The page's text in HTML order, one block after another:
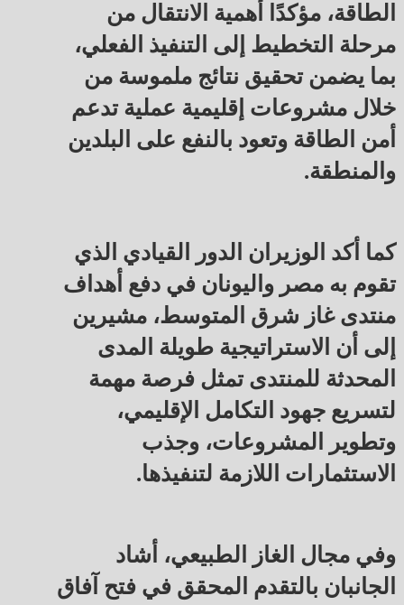
الطاقة، مؤكدًا أهمية الانتقال من
مرحلة التخطيط إلى التنفيذ الفعلي،
بما يضمن تحقيق نتائج ملموسة من
خلال مشروعات إقليمية عملية تدعم
أمن الطاقة وتعود بالنفع على البلدين
والمنطقة.
كما أكد الوزيران الدور القيادي الذي
تقوم به مصر واليونان في دفع أهداف
منتدى غاز شرق المتوسط، مشيرين
إلى أن الاستراتيجية طويلة المدى
المحدثة للمنتدى تمثل فرصة مهمة
لتسريع جهود التكامل الإقليمي،
وتطوير المشروعات، وجذب
الاستثمارات اللازمة لتنفيذها.
وفي مجال الغاز الطبيعي، أشاد
الجانبان بالتقدم المحقق في فتح آفاق